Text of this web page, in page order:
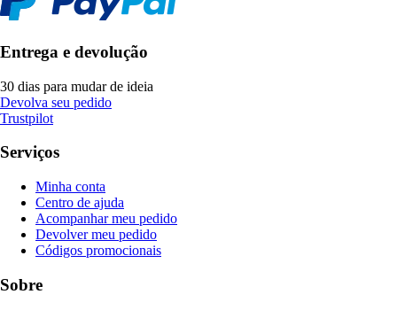
Entrega e devolução
30 dias para mudar de ideia
Devolva seu pedido
Trustpilot
Serviços
Minha conta
Centro de ajuda
Acompanhar meu pedido
Devolver meu pedido
Códigos promocionais
Sobre